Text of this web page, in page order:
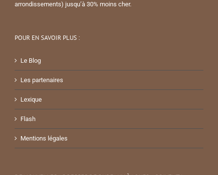
arrondissements) jusqu’à 30% moins cher.
POUR EN SAVOIR PLUS :
Le Blog
Les partenaires
Lexique
Flash
Mentions légales